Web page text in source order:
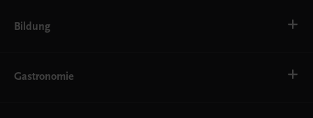
Bildung
Ernährung
Gastronomie